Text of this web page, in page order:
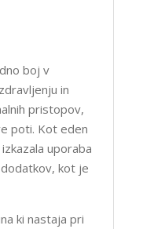
boj v
in
pristopov,
poti. Kot eden
uporaba
kot je
ki nastaja pri